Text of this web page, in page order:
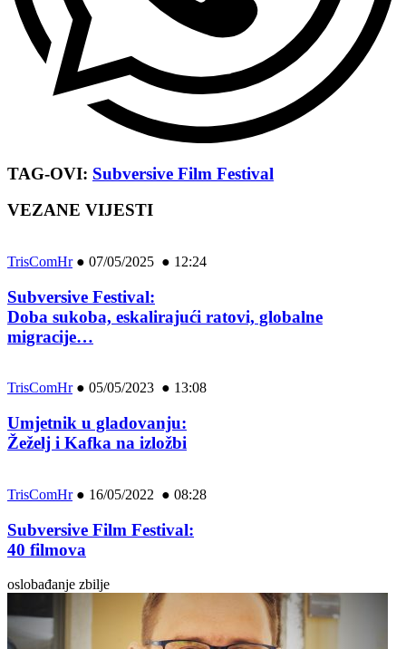
TAG-OVI: Subversive Film Festival
VEZANE VIJESTI
TrisComHr● 07/05/2025 ● 12:24
Subversive Festival:
Doba sukoba, eskalirajući ratovi, globalne
migracije…
TrisComHr● 05/05/2023 ● 13:08
Umjetnik u gladovanju:
Žeželj i Kafka na izložbi
TrisComHr● 16/05/2022 ● 08:28
Subversive Film Festival:
40 filmova
oslobađanje zbilje